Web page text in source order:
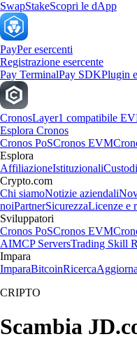
SwapStakeScopri le dApp
PayPer esercenti
Registrazione esercente
Pay TerminalPay SDKPlugin
CronosLayer1 compatibile
Esplora Cronos
Cronos PoSCronos EVM
Esplora
AffiliazioneIstituzionali
Crypto.com
Chi siamoNotizie aziendali
noiPartnerSicurezzaLicenze e
Sviluppatori
Cronos PoSCronos EVM
AIMCP ServersTrading Skill
Impara
ImparaBitcoinRicerca
CRIPTO
Scambia